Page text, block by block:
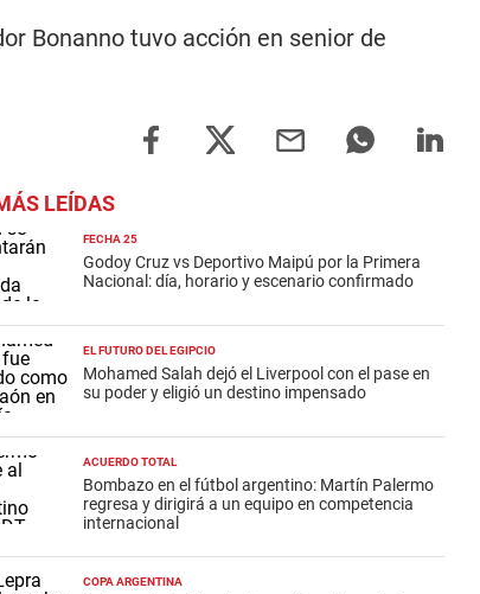
Bonanno tuvo acción en senior de
LEÍDAS
FECHA 25
Godoy Cruz vs Deportivo Maipú por la Primera
Nacional: día, horario y escenario confirmado
EL FUTURO DEL EGIPCIO
Mohamed Salah dejó el Liverpool con el pase en
su poder y eligió un destino impensado
ACUERDO TOTAL
Bombazo en el fútbol argentino: Martín Palermo
regresa y dirigirá a un equipo en competencia
internacional
COPA ARGENTINA